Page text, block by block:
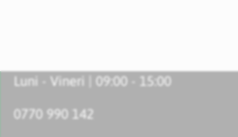
Luni - Vineri | 09:00 - 15:00
0770 990 142